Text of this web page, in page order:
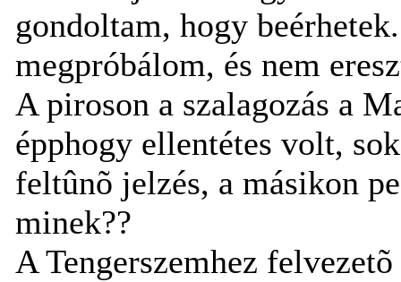
gondoltam, hogy
megpróbálom, és nem
A piroson a szalagozás a
épphogy ellentétes volt,
feltûnõ jelzés, a másikon
minek??
A Tengerszemhez